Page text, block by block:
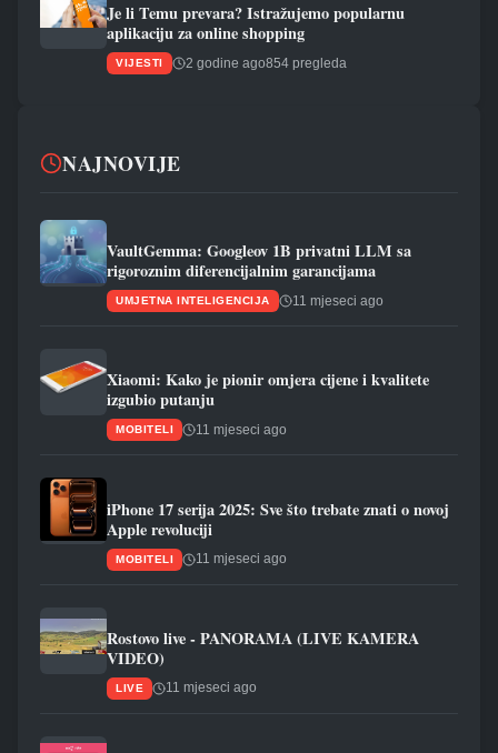
Je li Temu prevara? Istražujemo popularnu
aplikaciju za online shopping
VIJESTI 2 godine ago854 pregleda
NAJNOVIJE
VaultGemma: Googleov 1B privatni LLM sa
rigoroznim diferencijalnim garancijama
UMJETNA INTELIGENCIJA 11 mjeseci ago
Xiaomi: Kako je pionir omjera cijene i kvalitete
izgubio putanju
MOBITELI 11 mjeseci ago
iPhone 17 serija 2025: Sve što trebate znati o novoj
Apple revoluciji
MOBITELI 11 mjeseci ago
Rostovo live - PANORAMA (LIVE KAMERA
VIDEO)
LIVE 11 mjeseci ago